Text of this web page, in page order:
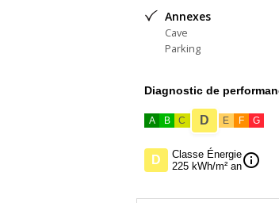
Annonce présentée par Zefir.
Honoraires à la charge du
Annexes
Cave
Parking
Diagnostic de
A B C D E F G
D
Classe Énergie
225 kWh/m² aninfo